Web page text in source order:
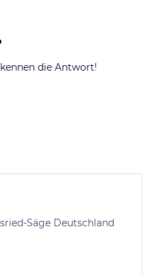
die Antwort!
Säge Deutschland